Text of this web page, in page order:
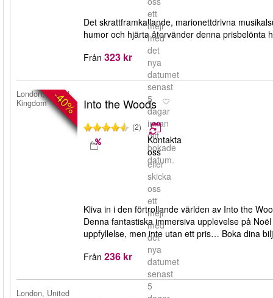
ett
mejl
med
det
nya
datumet
senast
5
dagar
innan
ditt
bokade
datum.
Det skrattframkallande, marionettdrivna
humor och hjärta återvänder denna prisbelönta
Från 323 kr
-40%
London, United
Kingdom
Into the Woods
(2)
Kontakta
oss
eller
skicka
oss
ett
mejl
med
det
nya
datumet
senast
5
Kliva in i den förtrollande världen av Into the
Denna fantastiska immersiva upplevelse på
uppfyllelse, men inte utan ett pris… Boka dina
Från 236 kr
London, United